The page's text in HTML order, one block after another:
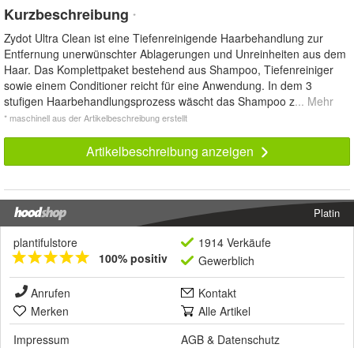
Kurzbeschreibung *
Zydot Ultra Clean ist eine Tiefenreinigende Haarbehandlung zur
Entfernung unerwünschter Ablagerungen und Unreinheiten aus dem
Haar. Das Komplettpaket bestehend aus Shampoo, Tiefenreiniger
sowie einem Conditioner reicht für eine Anwendung. In dem 3
stufigen Haarbehandlungsprozess wäscht das Shampoo z... Mehr
* maschinell aus der Artikelbeschreibung erstellt
Artikelbeschreibung anzeigen
Platin
plantifulstore
100% positiv
1914 Verkäufe
Gewerblich
Anrufen
Kontakt
Merken
Alle Artikel
Impressum
AGB & Datenschutz